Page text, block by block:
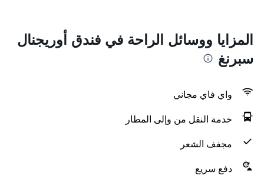
المزايا ووسائل الراحة في فندق أوريجنال
سبرنغ
واي فاي مجاني
خدمة النقل من وإلى المطار
مجفف الشعر
دفع سريع